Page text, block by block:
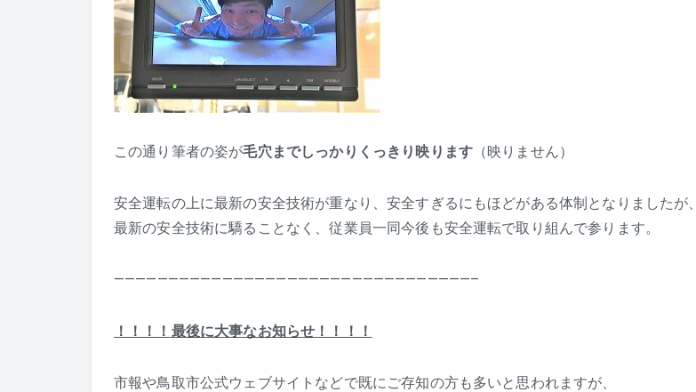
この通り筆者の姿が毛穴までしっかりくっきり映ります （映りません）
安全運転の上に最新の安全技術が重なり、安全すぎるにもほどがある体制となりましたが、
最新の安全技術に驕ることなく、従業員一同今後も安全運転で取り組んで参ります。
—————————————————————————————————–
！！！！最後に大事なお知らせ！！！！
市報や鳥取市公式ウェブサイトなどで既にご存知の方も多いと思われますが、